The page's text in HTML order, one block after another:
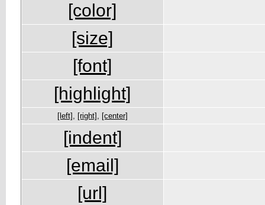
[color]
[size]
[font]
[highlight]
[left] , [right] , [center]
[indent]
[email]
[url]